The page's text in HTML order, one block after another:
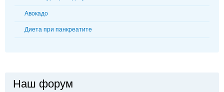
Авокадо
Диета при панкреатите
Наш форум